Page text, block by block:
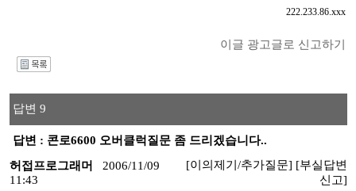
222.233.86.xxx
이글 광고글로 신고하기
답변 9
답변 : 콘로6600 오버클럭질문 좀 드리겠습니다..
허접프로그래머
2006/11/09
11:43
[이의제기/추가질문] [부실답변
신고]